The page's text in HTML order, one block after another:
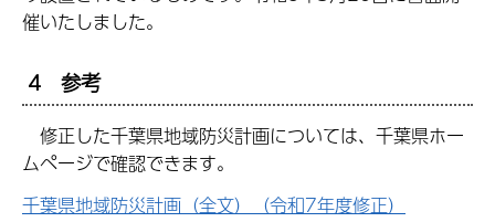
催いたしました。
4 参考
修正した千葉県地域防災計画については、千葉県ホー
ムページで確認できます。
千葉県地域防災計画（全文）（令和7年度修正）